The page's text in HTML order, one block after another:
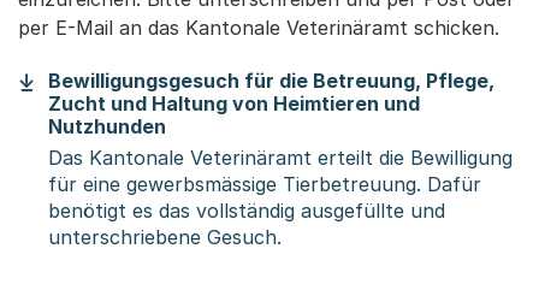
per E-Mail an das Kantonale Veterinäramt schicken.
Bewilligungsgesuch für die Betreuung, Pflege,
Zucht und Haltung von Heimtieren und
Nutzhunden
Das Kantonale Veterinäramt erteilt die Bewilligung
für eine gewerbsmässige Tierbetreuung. Dafür
benötigt es das vollständig ausgefüllte und
unterschriebene Gesuch.